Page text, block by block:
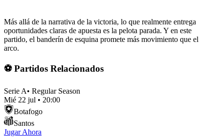
Más allá de la narrativa de la victoria, lo que realmente entrega
oportunidades claras de apuesta es la pelota parada. Y en este
partido, el banderín de esquina promete más movimiento que el
arco.
⚽ Partidos Relacionados
Serie A• Regular Season
Mié 22 jul • 20:00
Botafogo
Santos
Jugar Ahora